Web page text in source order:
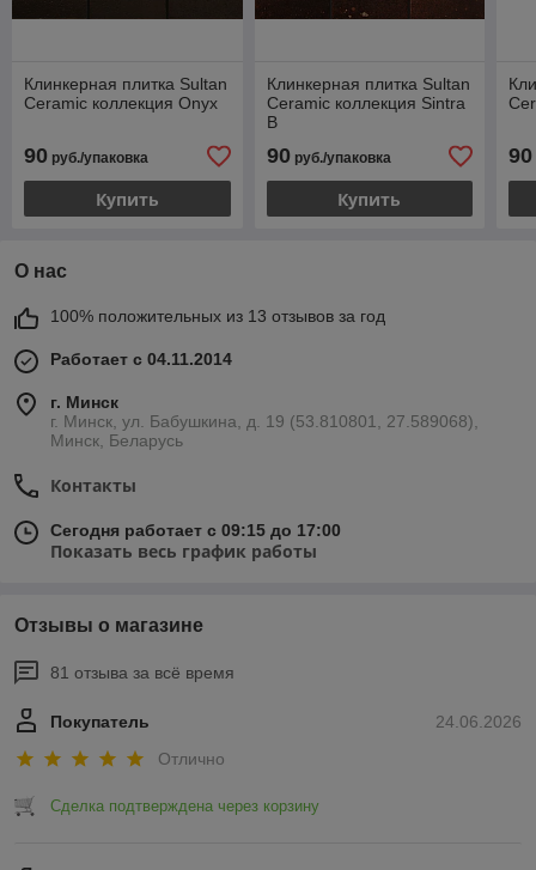
Клинкерная плитка Sultan
Ceramic коллекция Onyx
90 руб./упаковка
Купить
Клинкерная плитка Sultan
Ceramic коллекция Sintra
B
90руб./упаковка
Купить
90
О нас
100% положительных из 13 отзывов за год
Работает с 04.11.2014
г. Минск
г. Минск, ул. Бабушкина, д. 19 (53.810801, 27.589068),
Минск, Беларусь
Контакты
Сегодня работает с 09:15 до 17:00
Показать весь график работы
Отзывы о магазине
81 отзыва за всё время
24.06.2026
Покупатель
Отлично
Сделка подтверждена через корзину